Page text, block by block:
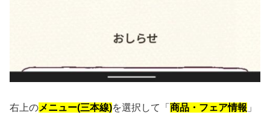
右上のメニュー(三本線)を選択して「 商品・フェア情報 」